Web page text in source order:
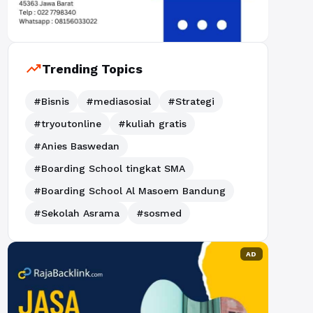
trending_upTrending Topics
#Bisnis #mediasosial
#Strategi
#tryoutonline
#kuliah gratis
#Anies Baswedan
#Boarding School tingkat SMA
#Boarding School Al Masoem Bandung
#Sekolah Asrama
#sosmed
AD